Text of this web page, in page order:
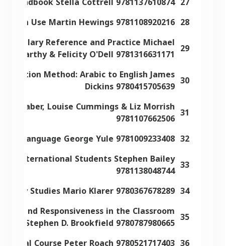
28
in Use Martin Hewings 9781108920216
29
Reference and Practice Michael
McCarthy & Felicity O'Dell 9781316631171
30
Method: Arabic to English James
Dickins 9780415705639
31
Braber, Louise Cummings & Liz Morrish
9781107662506
32
of Language George Yule 9781009233408
33
International Students Stephen Bailey
9781138048744
34
Studies Mario Klarer 9780367678289
35
and Responsiveness in the Classroom
Stephen D. Brookfield 9780787980665